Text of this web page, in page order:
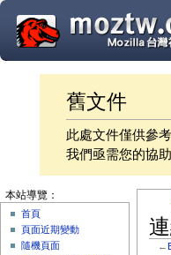
舊文件
此處文件僅供參
我們亟需您的協
←
本站導覽：
首頁
頁面近期變動
隨機頁面